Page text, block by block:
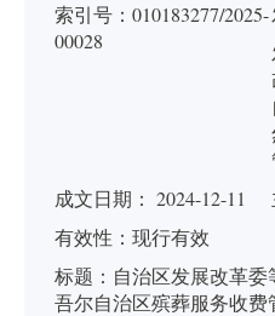
索引号： 010183277/2025-
00028
成文日期： 2024-12-11
有效性： 现行有效
标题： 自治区发展改革
吾尔自治区殡葬服务收费